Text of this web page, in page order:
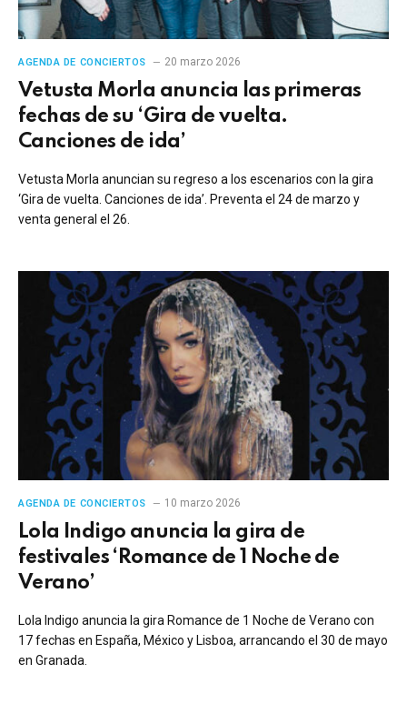
AGENDA DE CONCIERTOS 20 marzo 2026
Vetusta Morla anuncia las primeras
fechas de su ‘Gira de vuelta.
Canciones de ida’
Vetusta Morla anuncian su regreso a los escenarios con la gira
‘Gira de vuelta. Canciones de ida’. Preventa el 24 de marzo y
venta general el 26.
AGENDA DE CONCIERTOS 10 marzo 2026
Lola Indigo anuncia la gira de
festivales ‘Romance de 1 Noche de
Verano’
Lola Indigo anuncia la gira Romance de 1 Noche de Verano con
17 fechas en España, México y Lisboa, arrancando el 30 de mayo
en Granada.